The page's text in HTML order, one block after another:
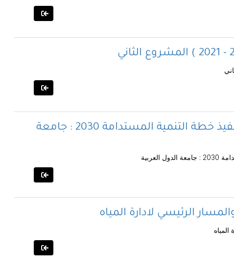
الإطار الاسترشادي العربي لدعم تنفيذ خطة التنمية المستدامة 2030 : جامعة
الرئيسي لادارة المياه